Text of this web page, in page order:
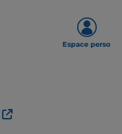
Espace perso